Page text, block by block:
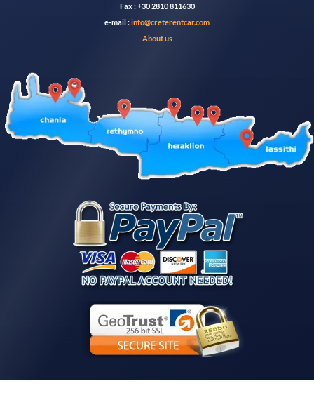
Fax : +30 2810 811630
e-mail :info@creterentcar.com
About us